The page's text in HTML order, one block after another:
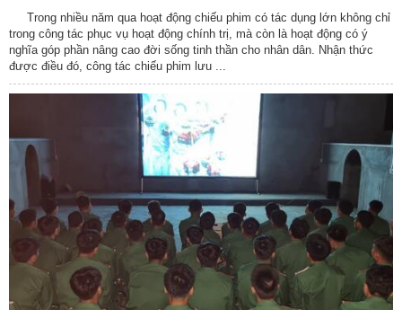
Trong nhiều năm qua hoạt động chiếu phim có tác dụng lớn không chỉ
trong công tác phục vụ hoạt động chính trị, mà còn là hoạt động có ý
nghĩa góp phần nâng cao đời sống tinh thần cho nhân dân. Nhận thức
được điều đó, công tác chiếu phim lưu ...